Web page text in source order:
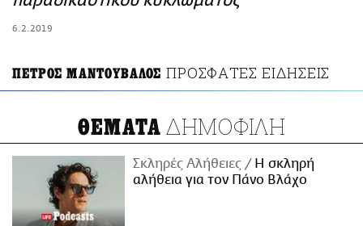
6.2.2019
ΠΕΤΡΟΣ ΜΑΝΤΟΥΒΑΛΟΣ ΠΡΟΣΦΑΤΕΣ ΕΙΔΗΣΕΙΣ
ΘΕΜΑΤΑ ΔΗΜΟΦΙΛΗ
Σκληρές Αλήθειες
H σκληρή
αλήθεια για τον Πάνο Βλάχο